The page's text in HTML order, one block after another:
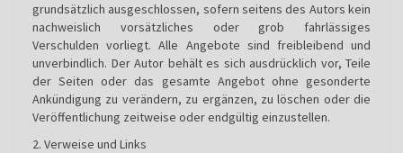
grundsätzlich ausgeschlossen, sofern seitens des Autors kein
nachweislich vorsätzliches oder grob fahrlässiges
Verschulden vorliegt. Alle Angebote sind freibleibend und
unverbindlich. Der Autor behält es sich ausdrücklich vor, Teile
der Seiten oder das gesamte Angebot ohne gesonderte
Ankündigung zu verändern, zu ergänzen, zu löschen oder die
Veröffentlichung zeitweise oder endgültig einzustellen.
2. Verweise und Links